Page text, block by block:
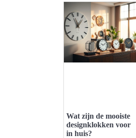
Wat zijn de mooiste
designklokken voor
in huis?